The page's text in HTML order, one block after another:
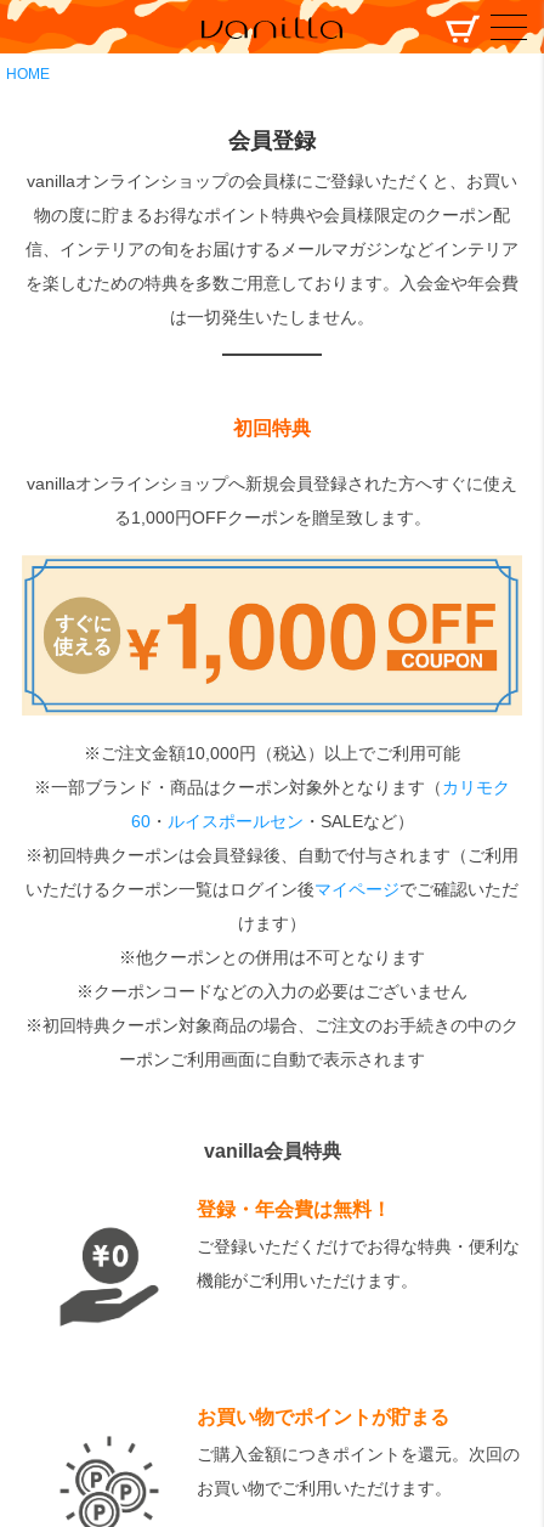
HOME
検索
会員登録
vanillaオンラインショップの会員様にご登録いただくと、お買い
物の度に貯まるお得なポイント特典や会員様限定のクーポン配
信、インテリアの旬をお届けするメールマガジンなどインテリア
を楽しむための特典を多数ご用意しております。入会金や年会費
は一切発生いたしません。
初回特典
vanillaオンラインショップへ新規会員登録された方へすぐに使え
る1,000円OFFクーポンを贈呈致します。
※ご注文金額10,000円（税込）以上でご利用可能
※一部ブランド・商品はクーポン対象外となります（カリモク
60・ ルイスポールセン ・SALEなど）
※初回特典クーポンは会員登録後、自動で付与されます（ご利用
いただけるクーポン一覧はログイン後マイページでご確認いただ
けます）
※他クーポンとの併用は不可となります
※クーポンコードなどの入力の必要はございません
※初回特典クーポン対象商品の場合、ご注文のお手続きの中のク
ーポンご利用画面に自動で表示されます
vanilla会員特典
登録・年会費は無料！
ご登録いただくだけでお得な特典・便利な
機能がご利用いただけます。
お買い物でポイントが貯まる
ご購入金額につきポイントを還元。次回の
お買い物でご利用いただけます。